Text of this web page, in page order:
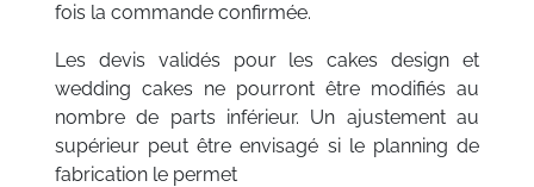
fois la commande confirmée.
Les devis validés pour les cakes design et
wedding cakes ne pourront être modifiés au
nombre de parts inférieur. Un ajustement au
supérieur peut être envisagé si le planning de
fabrication le permet